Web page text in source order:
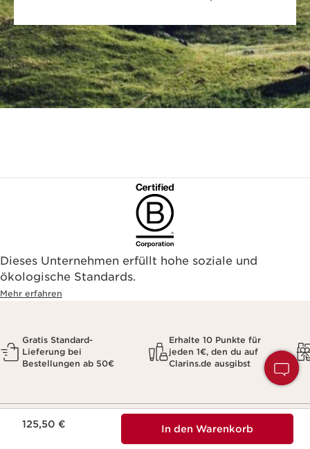
125,50 € In den Warenkorb
Dieses Unternehmen erfüllt hohe soziale und
ökologische Standards.
Mehr erfahren
Gratis Standard-
Lieferung bei
Bestellungen ab 50€
Erhalte 10 Punkte für
jeden 1€, den du auf
Clarins.de ausgibst
Zum Newsletter anmelden